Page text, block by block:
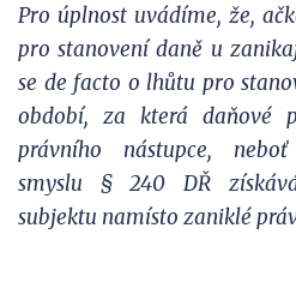
Pro úplnost uvádíme, že,
pro stanovení daně u
se de facto o lhůtu pro
období, za která daňové
právního nástupce,
smyslu § 240 DŘ
subjektu namísto zaniklé